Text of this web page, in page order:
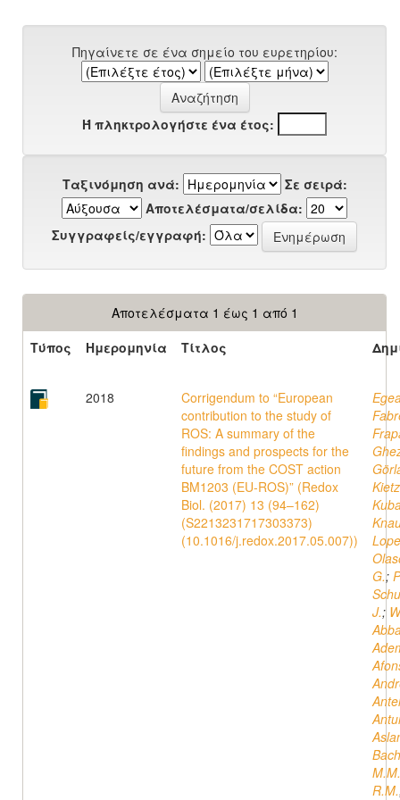
Πηγαίνετε σε ένα σημείο του ευρετηρίου:
Ή πληκτρολογήστε ένα έτος:
Ταξινόμηση ανά:
Σε σειρά:
Αποτελέσματα/σελίδα:
Συγγραφείς/εγγραφή:
Αποτελέσματα 1 έως 1 από 1
Τύπος
Ημερομηνία Τίτλος
2018
Corrigendum to “European
contribution to the study of
ROS: A summary of the
findings and prospects for the
future from the COST action
BM1203 (EU-ROS)” (Redox
Biol. (2017) 13 (94–162)
(S2213231717303373)
(10.1016/j.redox.2017.05.007))
G.;
J.;
M.M.
R.M.